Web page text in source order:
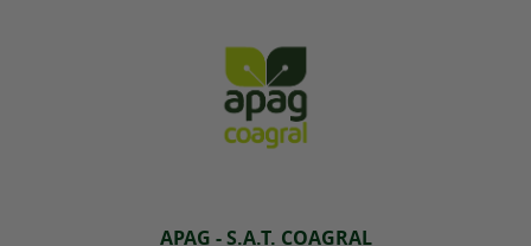
APAG - S.A.T. COAGRAL